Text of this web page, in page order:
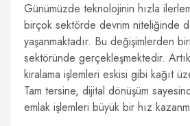
Günümüzde teknolojinin hızla
birçok sektörde devrim niteliğinde
yaşanmaktadır. Bu değişimlerden
sektöründe gerçekleşmektedir.
kiralama işlemleri eskisi gibi kağıt
Tam tersine, dijital dönüşüm
emlak işlemleri büyük bir hız